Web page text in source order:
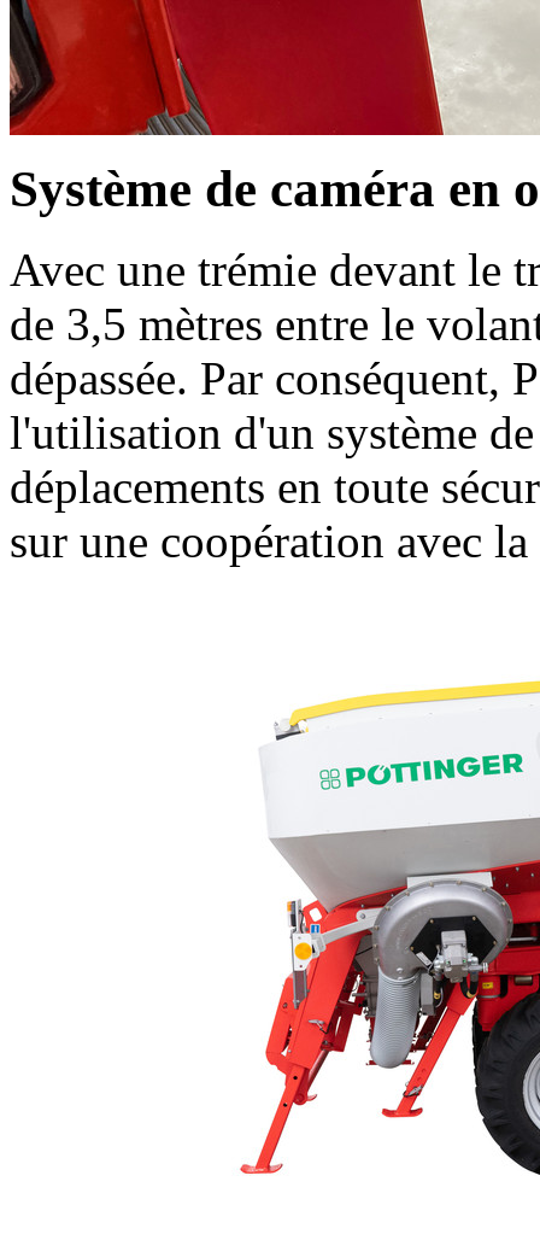
Système de caméra en
Avec une trémie devant le
de 3,5 mètres entre le
dépassée. Par
l'utilisation d'un système
déplacements en toute
sur une coopération avec